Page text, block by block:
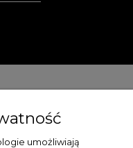
umożliwiają